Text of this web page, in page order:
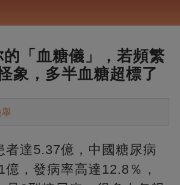
「血糖儀」，若頻繁
象，多半血糖超標了
者達5.37億，中國糖尿病
，發病率高達12.8％，